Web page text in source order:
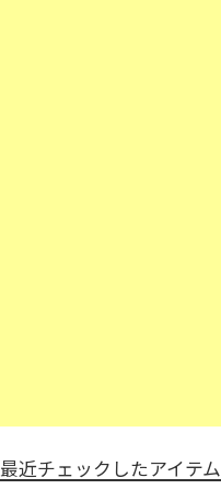
最近チェックしたアイテム